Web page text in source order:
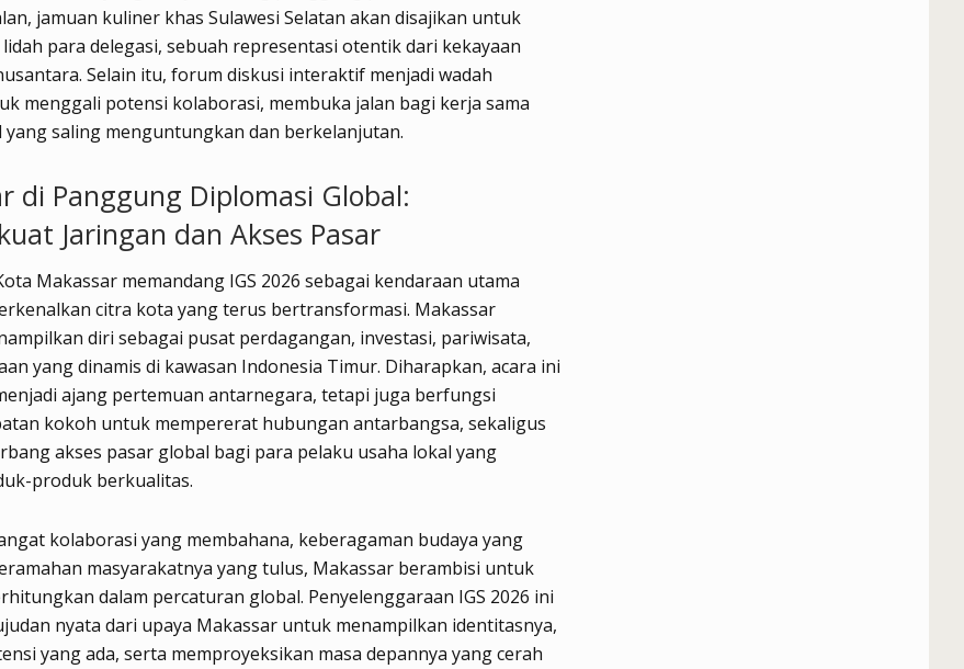
jamuan kuliner khas Sulawesi Selatan akan disajikan untuk
para delegasi, sebuah representasi otentik dari kekayaan
Selain itu, forum diskusi interaktif menjadi wadah
menggali potensi kolaborasi, membuka jalan bagi kerja sama
saling menguntungkan dan berkelanjutan.
di Panggung Diplomasi Global:
Jaringan dan Akses Pasar
Makassar memandang IGS 2026 sebagai kendaraan utama
citra kota yang terus bertransformasi. Makassar
diri sebagai pusat perdagangan, investasi, pariwisata,
yang dinamis di kawasan Indonesia Timur. Diharapkan, acara ini
ajang pertemuan antarnegara, tetapi juga berfungsi
kokoh untuk mempererat hubungan antarbangsa, sekaligus
akses pasar global bagi para pelaku usaha lokal yang
produk berkualitas.
kolaborasi yang membahana, keberagaman budaya yang
masyarakatnya yang tulus, Makassar berambisi untuk
dalam percaturan global. Penyelenggaraan IGS 2026 ini
nyata dari upaya Makassar untuk menampilkan identitasnya,
yang ada, serta memproyeksikan masa depannya yang cerah